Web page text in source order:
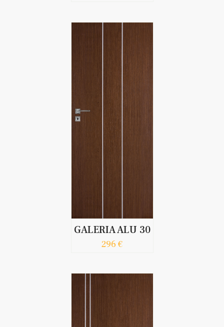
GALERIA ALU 30
296 €